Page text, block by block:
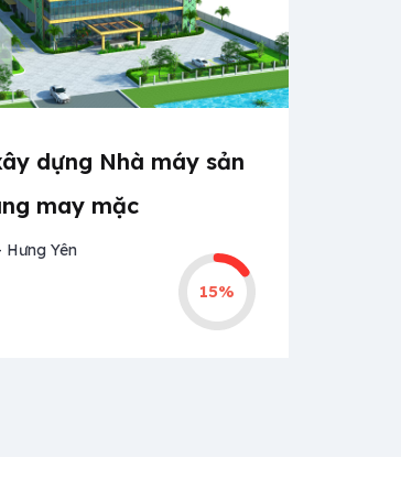
dựng Nhà máy sản
may mặc
Hưng Yên
15%